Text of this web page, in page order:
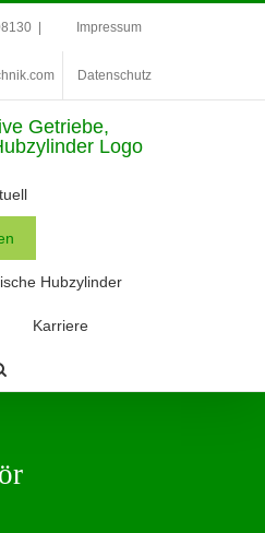
Impressum
Datenschutz
Hubzylinder
Karriere